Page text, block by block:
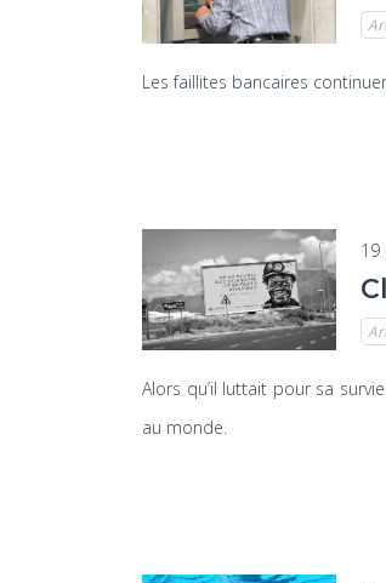
Les faillites bancaires
19
Alors qu’il luttait pour sa
au monde.